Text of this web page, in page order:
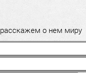
о нем миру